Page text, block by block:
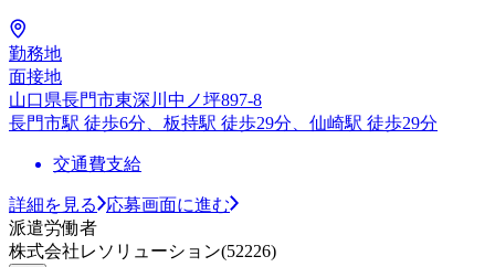
勤務地
面接地
山口県長門市東深川中ノ坪897-8
長門市駅 徒歩6分、板持駅 徒歩29分、仙崎駅 徒歩29分
交通費支給
詳細を見る
応募画面に進む
派遣労働者
株式会社レソリューション(52226)